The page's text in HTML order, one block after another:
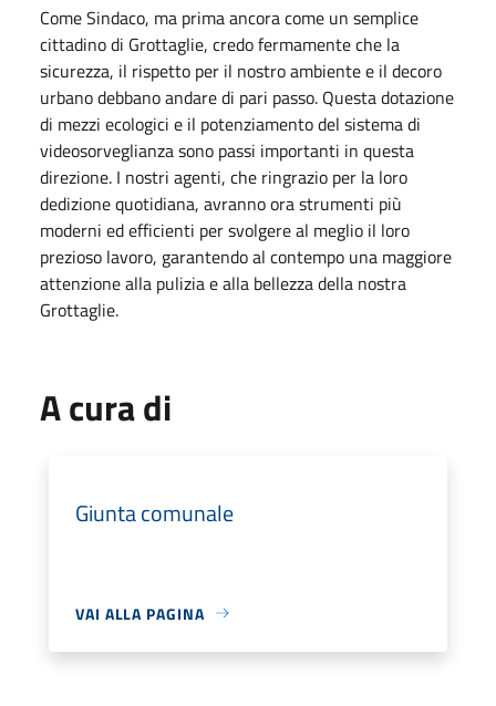
Come Sindaco, ma prima ancora come un semplice
cittadino di Grottaglie, credo fermamente che la
sicurezza, il rispetto per il nostro ambiente e il decoro
urbano debbano andare di pari passo. Questa dotazione
di mezzi ecologici e il potenziamento del sistema di
videosorveglianza sono passi importanti in questa
direzione. I nostri agenti, che ringrazio per la loro
dedizione quotidiana, avranno ora strumenti più
moderni ed efficienti per svolgere al meglio il loro
prezioso lavoro, garantendo al contempo una maggiore
attenzione alla pulizia e alla bellezza della nostra
Grottaglie.
A cura di
Giunta comunale
VAI ALLA PAGINA